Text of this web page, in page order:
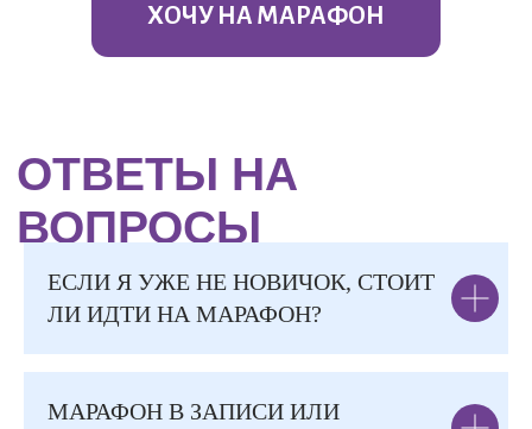
ЕСЛИ Я УЖЕ НЕ НОВИЧОК, СТОИТ
ЛИ ИДТИ НА МАРАФОН?
МАРАФОН В ЗАПИСИ ИЛИ